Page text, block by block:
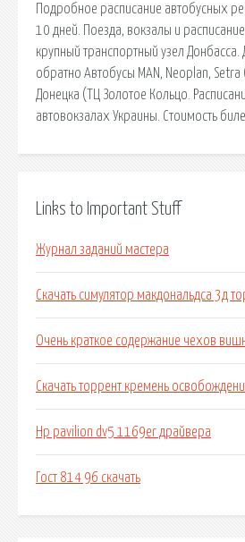
Подробное расписание автобусных
10 дней. Поезда, вокзалы и
крупный транспортный узел Донбасса.
обратно Автобусы MAN, Neoplan,
Донецка (ТЦ Золотое Кольцо.
автовокзалах Украины. Стоимость
Links to Important Stuff
Журнал заданий мастера
Скачать симулятор макдональдса 3д
Очень краткое содержание чехов
Скачать торрент кремень
Hp pavilion dv5 1169er драйвера
Гост 814 96 скачать